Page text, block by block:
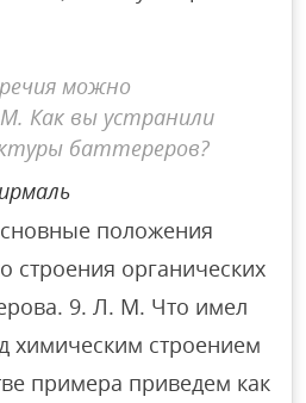
можно
Как вы устранили
баттереров?
положения
строения органических
9. Л. М. Что имел
химическим строением
примера приведем как